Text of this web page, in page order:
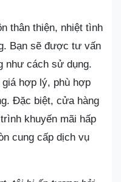
thân thiện, nhiệt tình
Bạn sẽ được tư vấn
như cách sử dụng.
hợp lý, phù hợp
Đặc biệt, cửa hàng
khuyến mãi hấp
cung cấp dịch vụ